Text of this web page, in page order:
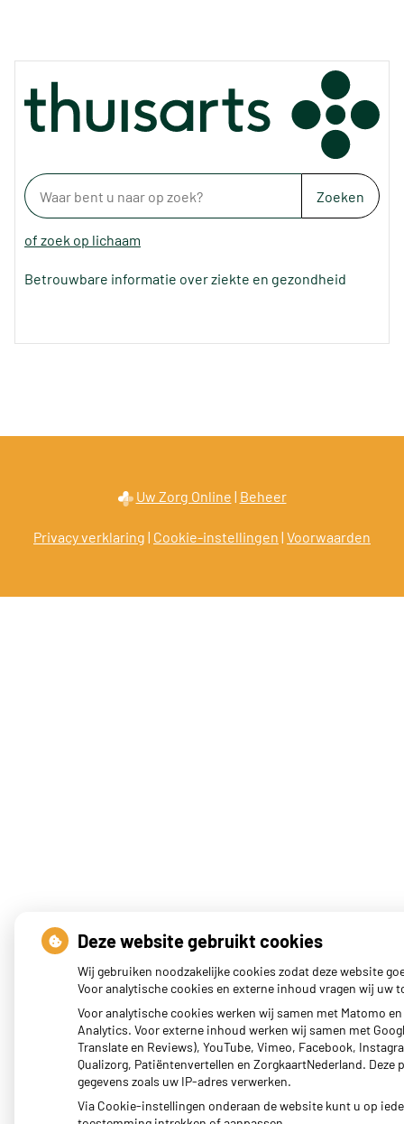
Zoeken
of zoek op lichaam
Betrouwbare informatie over ziekte en gezondheid
Uw Zorg Online | Beheer
Privacy verklaring | Cookie-instellingen | Voorwaarden
Deze website gebruikt cookies
Wij gebruiken noodzakelijke cookies zodat deze website
Voor analytische cookies en externe inhoud vragen wij uw
Voor analytische cookies werken wij samen met Matomo en
Analytics. Voor externe inhoud werken wij samen met
Translate en Reviews), YouTube, Vimeo, Facebook,
Qualizorg, Patiëntenvertellen en ZorgkaartNederland. Deze
gegevens zoals uw IP-adres verwerken.
Via Cookie-instellingen onderaan de website kunt u op